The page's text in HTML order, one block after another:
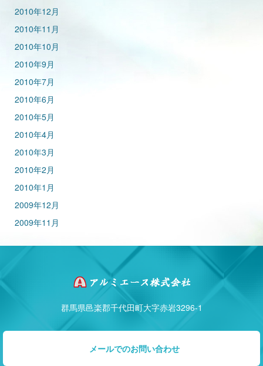
2010年12月
2010年11月
2010年10月
2010年9月
2010年7月
2010年6月
2010年5月
2010年4月
2010年3月
2010年2月
2010年1月
2009年12月
2009年11月
群馬県邑楽郡千代田町大字赤岩3296-1
メールでのお問い合わせ